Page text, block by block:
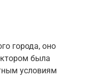
города, оно
была
условиям